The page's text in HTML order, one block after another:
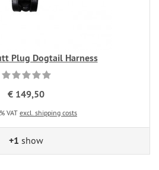
Plug Dogtail Harness
€ 149,50
VAT excl. shipping costs
+1 show